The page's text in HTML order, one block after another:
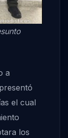
a
el cual
los